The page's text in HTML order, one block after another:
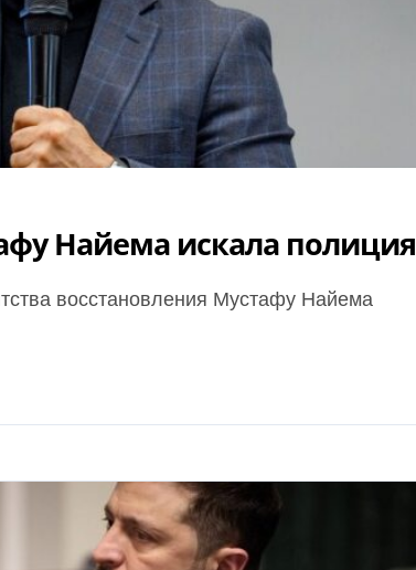
Найема искала полиция